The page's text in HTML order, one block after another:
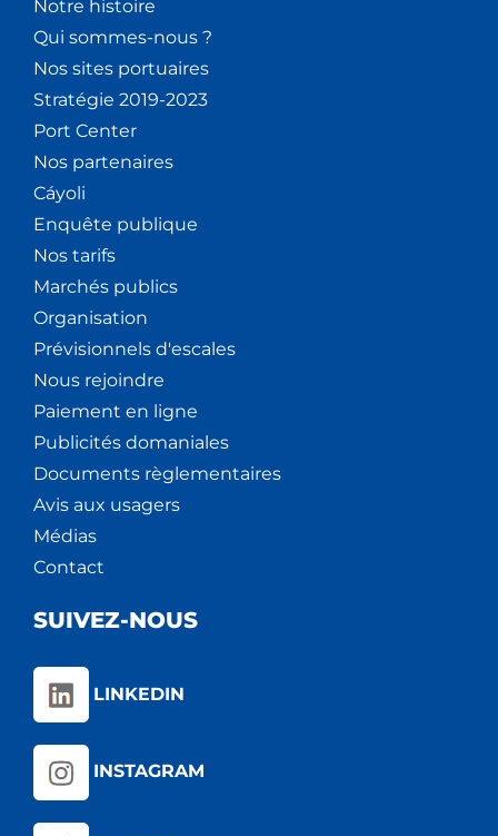
Notre histoire
Qui sommes-nous ?
Nos sites portuaires
Stratégie 2019-2023
Port Center
Nos partenaires
Cáyoli
Enquête publique
Nos tarifs
Marchés publics
Organisation
Prévisionnels d'escales
Nous rejoindre
Paiement en ligne
Publicités domaniales
Documents règlementaires
Avis aux usagers
Médias
Contact
SUIVEZ-NOUS
LINKEDIN
INSTAGRAM